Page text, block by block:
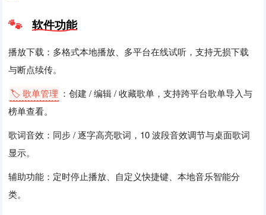
软件功能
播放下载：多格式本地播放、多平台在线试听，支持无损下载
与断点续传。
🏷️ 歌单管理 ：创建 / 编辑 / 收藏歌单，支持跨平台歌单导入与
榜单查看。
歌词音效：同步 / 逐字高亮歌词，10 波段音效调节与桌面歌词
显示。
辅助功能：定时停止播放、自定义快捷键、本地音乐智能分
类。